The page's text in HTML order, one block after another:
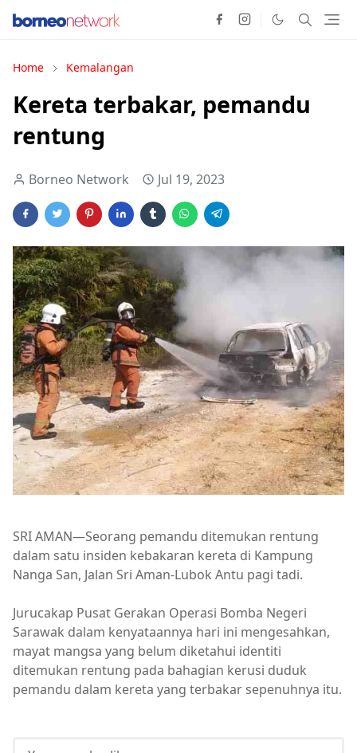
Home Kemalangan
Kereta terbakar, pemandu
rentung
Borneo Network Jul 19, 2023
SRI AMAN—Seorang pemandu ditemukan rentung
dalam satu insiden kebakaran kereta di Kampung
Nanga San, Jalan Sri Aman-Lubok Antu pagi tadi.
Jurucakap Pusat Gerakan Operasi Bomba Negeri
Sarawak dalam kenyataannya hari ini mengesahkan,
mayat mangsa yang belum diketahui identiti
ditemukan rentung pada bahagian kerusi duduk
pemandu dalam kereta yang terbakar sepenuhnya itu.